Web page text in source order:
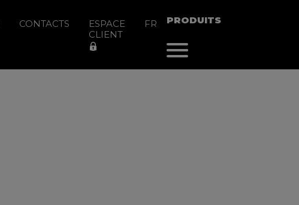
CONTACTS
ESPACE
CLIENT
FR PRODUITS